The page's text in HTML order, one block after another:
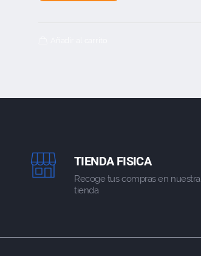
TIENDA FISICA
Recoge tus compras en nuestra
tienda